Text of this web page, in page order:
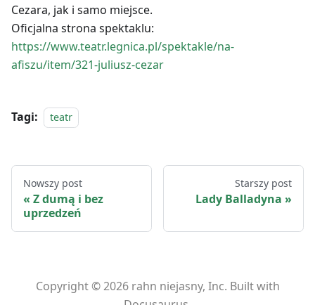
Cezara, jak i samo miejsce.
Oficjalna strona spektaklu:
https://www.teatr.legnica.pl/spektakle/na-
afiszu/item/321-juliusz-cezar
Tagi: teatr
Nowszy post
Z dumą i bez
uprzedzeń
Starszy post
Lady Balladyna
Copyright © 2026 rahn niejasny, Inc. Built with